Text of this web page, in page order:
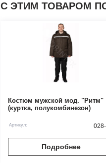
С ЭТИМ ТОВАРОМ
Костюм мужской мод. "Ритм"
(куртка, полукомбинезон)
Артикул:
Подробнее